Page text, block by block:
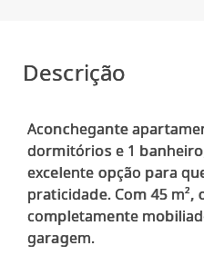
Descrição
Aconchegante
dormitórios e 1
excelente opção para
praticidade. Com 45 m²,
completamente
garagem.